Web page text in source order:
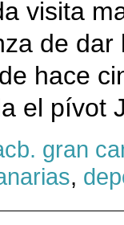
visita
de
hace
el pívot
gran
,